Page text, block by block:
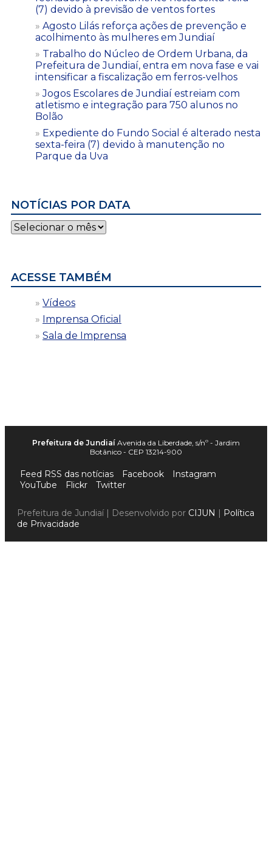
(7) devido à previsão de ventos fortes
Agosto Lilás reforça ações de prevenção e
acolhimento às mulheres em Jundiaí
Trabalho do Núcleo de Ordem Urbana, da
Prefeitura de Jundiaí, entra em nova fase e vai
intensificar a fiscalização em ferros-velhos
Jogos Escolares de Jundiaí estreiam com
atletismo e integração para 750 alunos no
Bolão
Expediente do Fundo Social é alterado nesta
sexta-feira (7) devido à manutenção no
Parque da Uva
NOTÍCIAS POR DATA
Notícias
por
ACESSE TAMBÉM
Vídeos
Imprensa Oficial
Sala de Imprensa
Prefeitura de Jundiaí Avenida da Liberdade, s/nº - Jardim
Botânico - CEP 13214-900
Feed RSS das notícias Facebook
Instagram
YouTube
Flickr Twitter
Prefeitura de Jundiaí | Desenvolvido por CIJUN | Política
de Privacidade